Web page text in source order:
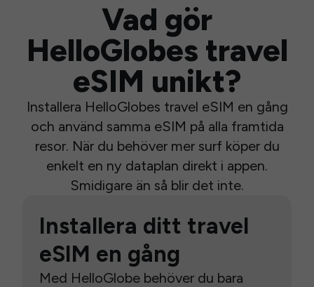
Vad gör
HelloGlobes travel
eSIM unikt?
Installera HelloGlobes travel eSIM en gång
och använd samma eSIM på alla framtida
resor. När du behöver mer surf köper du
enkelt en ny dataplan direkt i appen.
Smidigare än så blir det inte.
Installera ditt travel
eSIM en gång
Med HelloGlobe behöver du bara